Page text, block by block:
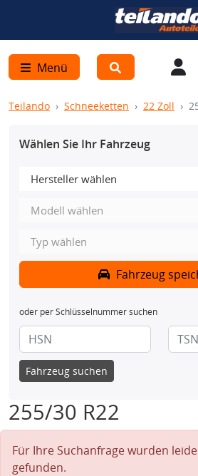
Menü
Teilando Schneeketten 22 Zoll
Wählen Sie Ihr Fahrzeug
Fahrzeug
oder per Schlüsselnummer suchen
Fahrzeug suchen
255/30 R22
Für Ihre Suchanfrage wurden
gefunden.